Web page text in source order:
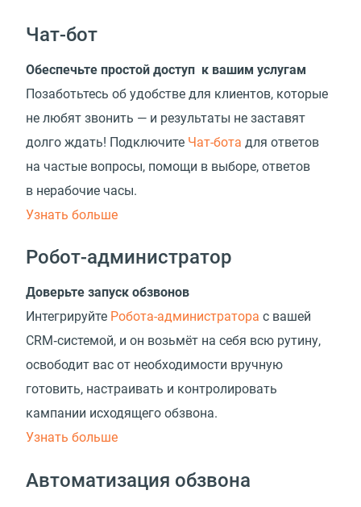
Чат-бот
Обеспечьте простой доступ к вашим услугам
Позаботьтесь об удобстве для клиентов, которые
не любят звонить — и результаты не заставят
долго ждать! Подключите Чат-бота для ответов
на частые вопросы, помощи в выборе, ответов
в нерабочие часы.
Узнать больше
Робот-администратор
Доверьте запуск обзвонов
Интегрируйте Робота-администратора с вашей
CRM‑системой, и он возьмёт на себя всю рутину,
освободит вас от необходимости вручную
готовить, настраивать и контролировать
кампании исходящего обзвона.
Узнать больше
Автоматизация обзвона